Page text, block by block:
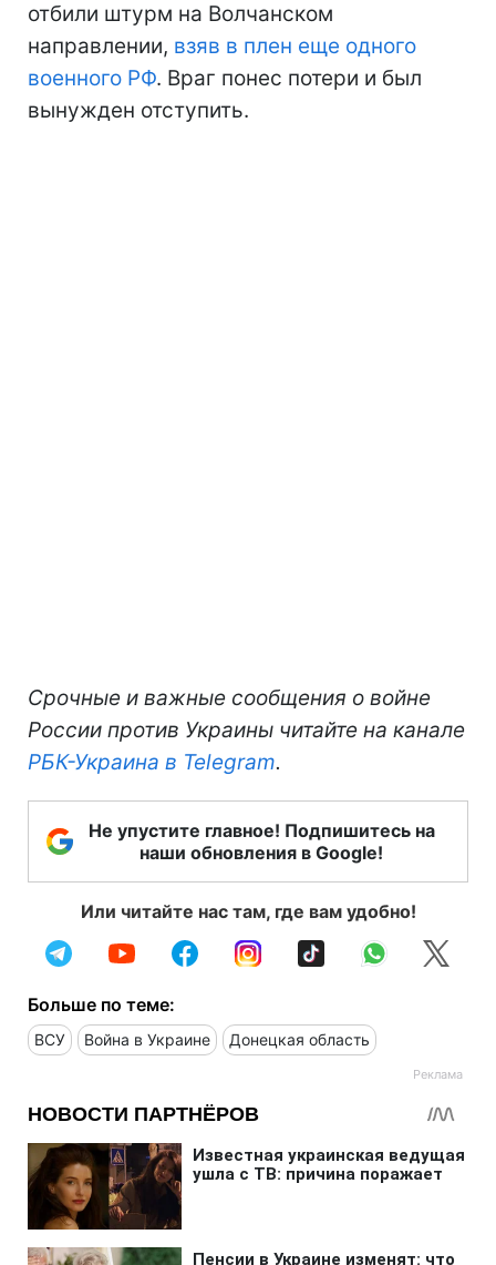
отбили штурм на Волчанском
направлении, взяв в плен еще одного
военного РФ. Враг понес потери и был
вынужден отступить.
Срочные и важные сообщения о войне
России против Украины читайте на канале
РБК-Украина в Telegram.
Не упустите главное! Подпишитесь на
наши обновления в Google!
Или читайте нас там, где вам удобно!
Больше по теме:
ВСУ Война в Украине Донецкая область